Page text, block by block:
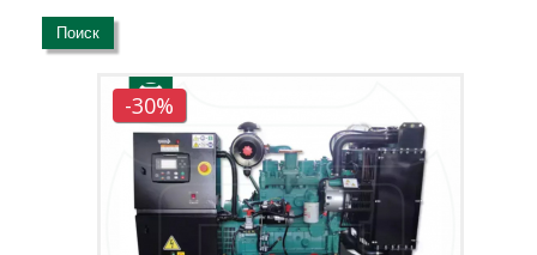
Поиск
-30%